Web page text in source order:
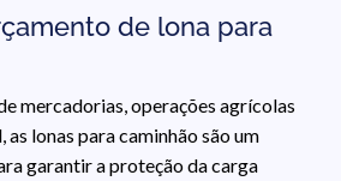
de lona para
mercadorias, operações agrícolas
lonas para caminhão são um
garantir a proteção da carga